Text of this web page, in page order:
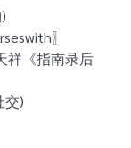
〗
祥《指南录后
交)